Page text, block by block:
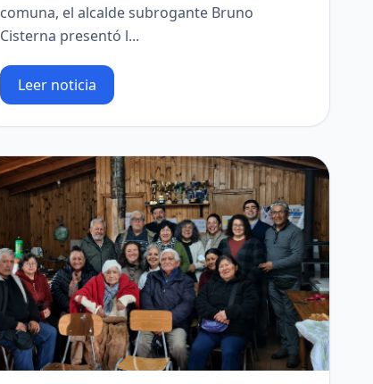
comuna, el alcalde subrogante Bruno
Cisterna presentó l...
Leer noticia